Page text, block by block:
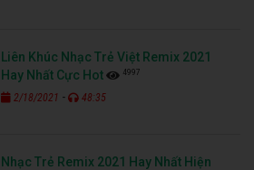
Liên Khúc Nhạc Trẻ Việt Remix 2021
Hay Nhất Cực Hot
4997
2/18/2021 - 48:35
Nhạc Trẻ Remix 2021 Hay Nhất Hiện